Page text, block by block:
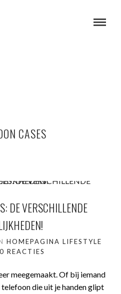
CASES
DE VERSCHILLENDE
HOMEPAGINA LIFESTYLE
0 REACTIES
meegemaakt. Of bij iemand
telefoon die uit je handen glipt